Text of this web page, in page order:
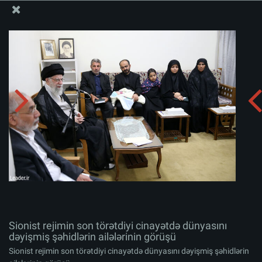
Sionist rejimin son törətdiyi cinayətdə dünyasını
dəyişmiş şəhidlərin ailələrinin görüşü
Albomu yüklə:
Sionist rejimin son törətdiyi cinayətdə dünyasını
dəyişmiş şəhidlərin ailələrinin görüşü
Sionist rejimin son törətdiyi cinayətdə dünyasını dəyişmiş şəhidlərin